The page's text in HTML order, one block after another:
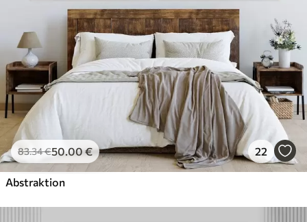
83.34€50.00€ 22
Abstraktion